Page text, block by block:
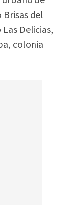
Brisas del
Delicias,
colonia